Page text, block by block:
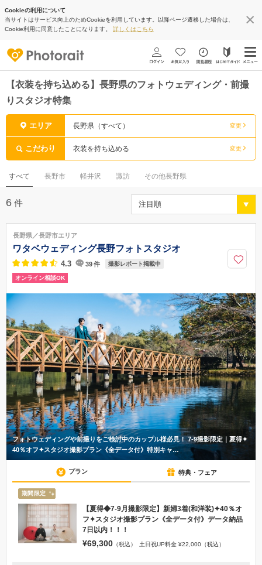
Cookieの利用について
当サイトはサービス向上のためCookieを利用しています。以降ページ遷移した場合は、
Cookie利用に同意したことになります。 詳しくはこちら
【衣装を持ち込める】長野県のフォトウェディング・前撮
りスタジオ特集
エリア 長野県（すべて） 変更
こだわり 衣装を持ち込める 変更
すべて 長野市 軽井沢 諏訪 その他長野県
6 件
長野県／長野市エリア
ワタベウェディング長野フォトスタジオ
4.3 39件 撮影レポート掲載中
オンライン相談OK
フォトウェディングや前撮りをご検討中のカップル様必見！ 7-9撮影限定｜夏得✦
40％オフ✦スタジオ撮影プラン《全データ付》特別キャ…
プラン 特典・フェア
期間限定
【夏得◆7-9月撮影限定】新婦3着(和洋装)✦40％オ
フ✦スタジオ撮影プラン《全データ付》データ納品
7日以内！！！
¥69,300 （税込） 土日祝UP料金 ¥22,000（税込）